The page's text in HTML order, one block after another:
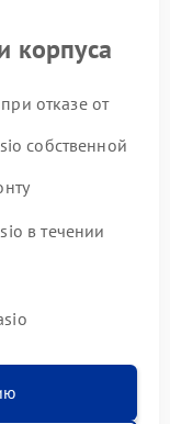
корпуса
отказе от
собственной
в течении